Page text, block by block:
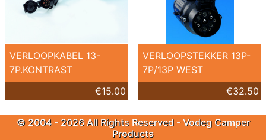
VERLOOPKABEL 13-
7P.KONTRAST
€15.00
VERLOOPSTEKKER 13P-
7P/13P WEST
€32.50
© 2004 - 2026 All Rights Reserved - Vodeg Camper
Products